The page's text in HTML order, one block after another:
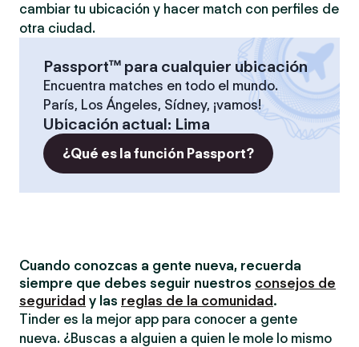
cambiar tu ubicación y hacer match con perfiles de
otra ciudad.
Passport™ para cualquier ubicación
Encuentra matches en todo el mundo.
París, Los Ángeles, Sídney, ¡vamos!
Ubicación actual: Lima
¿Qué es la función Passport?
Cuando conozcas a gente nueva, recuerda
siempre que debes seguir nuestros consejos de
seguridad y las reglas de la comunidad .
Tinder es la mejor app para conocer a gente
nueva. ¿Buscas a alguien a quien le mole lo mismo